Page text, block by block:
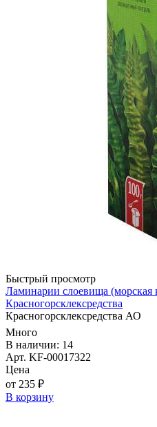
Быстрый просмотр
Ламинарии слоевища (морская
Красногорсклексредства
Красногорсклексредства АО
Много
В наличии: 14
Арт. KF-00017322
Цена
от 235 ₽
В корзину